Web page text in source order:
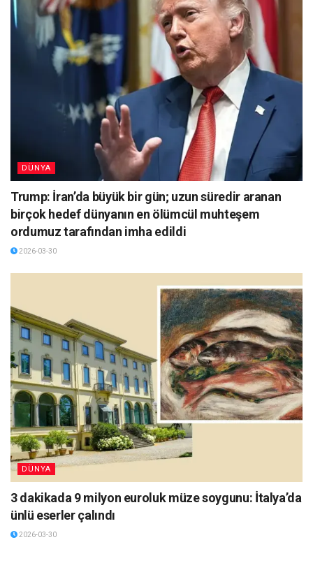
DÜNYA
Trump: İran’da büyük bir gün; uzun süredir aranan
birçok hedef dünyanın en ölümcül muhteşem
ordumuz tarafından imha edildi
2026-03-30
DÜNYA
3 dakikada 9 milyon euroluk müze soygunu: İtalya’da
ünlü eserler çalındı
2026-03-30